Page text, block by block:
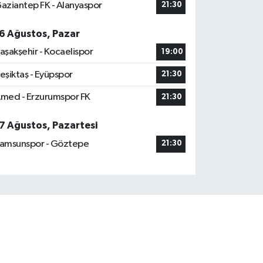
FK - Alanyaspor 21:30
Ağustos, Pazar
- Kocaelispor
19:00
- Eyüpspor 21:30
- Erzurumspor FK 21:30
Ağustos, Pazartesi
- Göztepe
21:30